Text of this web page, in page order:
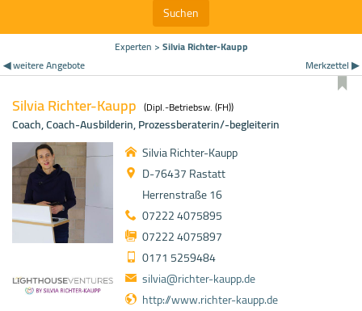
Suchen
Experten >Silvia Richter-Kaupp
◀ weitere Angebote
Merkzettel ▶
Silvia Richter-Kaupp (Dipl.-Betriebsw. (FH))
Coach, Coach-Ausbilderin, Prozessberaterin/-begleiterin
Silvia Richter-Kaupp
D-76437 Rastatt
Herrenstraße 16
07222 4075895
07222 4075897
0171 5259484
silvia@richter-kaupp.de
http://www.richter-kaupp.de